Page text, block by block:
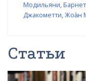
Модильяни,
Джакометти,Жоа̀н
Статьи